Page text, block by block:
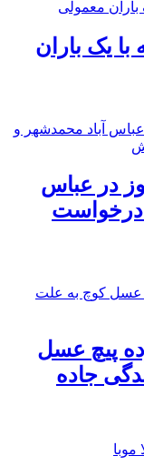
یک باران
در عباس
درخواست
پیچ عسل
جاده